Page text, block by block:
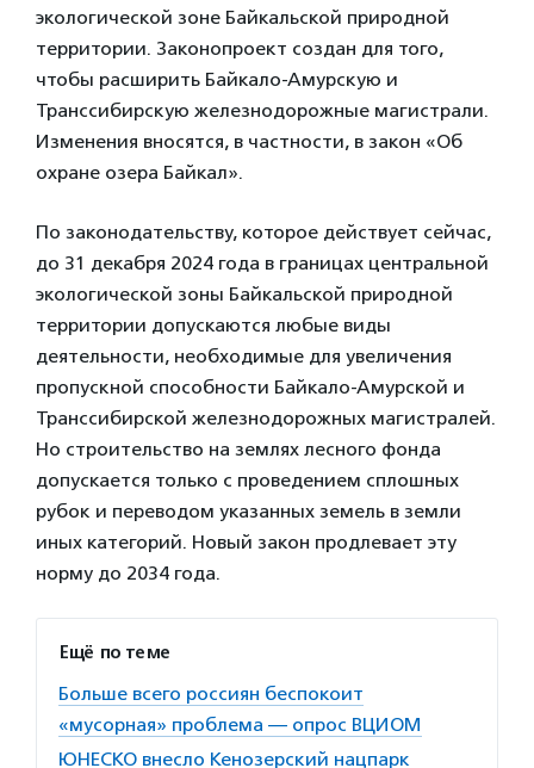
экологической зоне Байкальской природной
территории. Законопроект создан для того,
чтобы расширить Байкало-Амурскую и
Транссибирскую железнодорожные магистрали.
Изменения вносятся, в частности, в закон «Об
охране озера Байкал».
По законодательству, которое действует сейчас,
до 31 декабря 2024 года в границах центральной
экологической зоны Байкальской природной
территории допускаются любые виды
деятельности, необходимые для увеличения
пропускной способности Байкало-Амурской и
Транссибирской железнодорожных магистралей.
Но строительство на землях лесного фонда
допускается только с проведением сплошных
рубок и переводом указанных земель в земли
иных категорий. Новый закон продлевает эту
норму до 2034 года.
Ещё по теме
Больше всего россиян беспокоит
«мусорная» проблема — опрос ВЦИОМ
ЮНЕСКО внесло Кенозерский нацпарк